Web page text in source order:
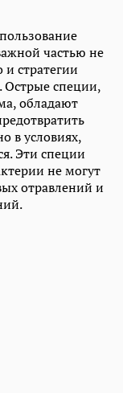
частью не
стратегии
специи,
обладают
в условиях,
Эти специи
не могут
отравлений и